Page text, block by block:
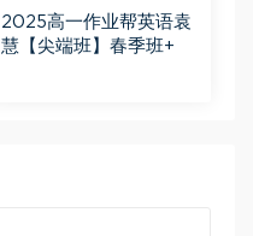
2025高一作业帮英语袁
慧【尖端班】春季班+